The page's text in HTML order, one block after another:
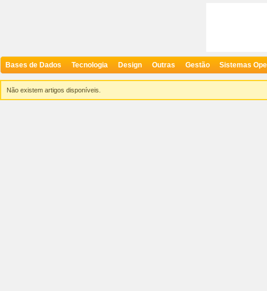
Bases de Dados Tecnologia Design Outras Gestão Sistemas
Não existem artigos disponíveis.